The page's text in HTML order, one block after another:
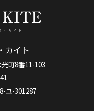
カイト
町8番11-103
ユ-301287